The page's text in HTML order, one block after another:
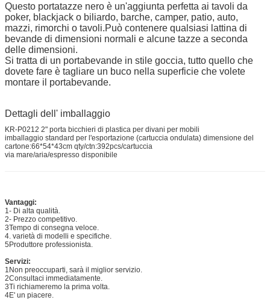
Questo portatazze nero è un'aggiunta perfetta ai tavoli da
poker, blackjack o biliardo, barche, camper, patio, auto,
mazzi, rimorchi o tavoli.Può contenere qualsiasi lattina di
bevande di dimensioni normali e alcune tazze a seconda
delle dimensioni.
Si tratta di un portabevande in stile goccia, tutto quello che
dovete fare è tagliare un buco nella superficie che volete
montare il portabevande.
Dettagli dell' imballaggio
KR-P0212 2" porta bicchieri di plastica per divani per mobili
imballaggio standard per l'esportazione (cartuccia ondulata) dimensione del
cartone:66*54*43cm qty/ctn:392pcs/cartuccia
via mare/aria/espresso disponibile
Vantaggi:
1- Di alta qualità.
2- Prezzo competitivo.
3Tempo di consegna veloce.
4. varietà di modelli e specifiche.
5Produttore professionista.
Servizi:
1Non preoccuparti, sarà il miglior servizio.
2Consultaci immediatamente.
3Ti richiameremo la prima volta.
4E' un piacere.